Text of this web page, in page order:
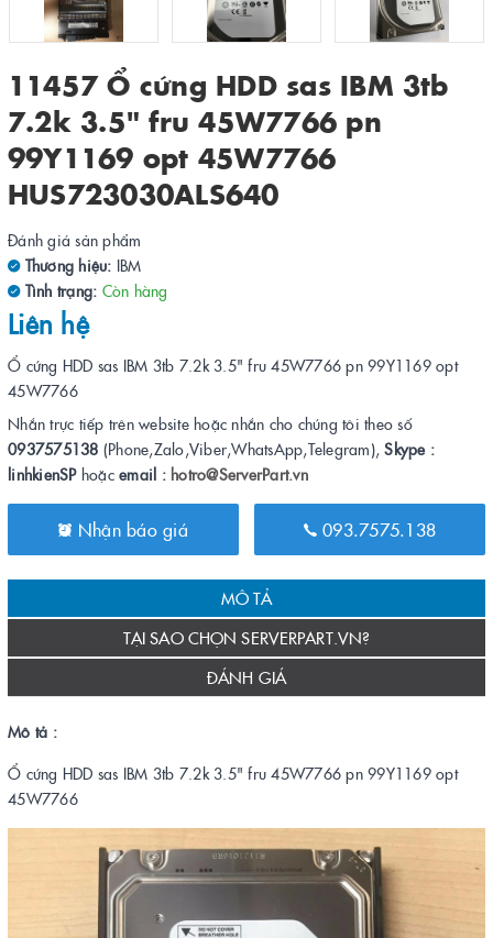
11457 Ổ cứng HDD sas IBM 3tb
7.2k 3.5" fru 45W7766 pn
99Y1169 opt 45W7766
HUS723030ALS640
Đánh giá sản phẩm
Thương hiệu: IBM
Tình trạng: Còn hàng
Liên hệ
Ổ cứng HDD sas IBM 3tb 7.2k 3.5" fru 45W7766 pn 99Y1169 opt
45W7766
Nhắn trực tiếp trên website hoặc nhắn cho chúng tôi theo số
0937575138 (Phone,Zalo,Viber,WhatsApp,Telegram),Skype :
linhkienSPhoặc email : hotro@ServerPart.vn
Nhận báo giá 093.7575.138
MÔ TẢ
TẠI SAO CHỌN SERVERPART.VN?
ĐÁNH GIÁ
Mô tả :
Ổ cứng HDD sas IBM 3tb 7.2k 3.5" fru 45W7766 pn 99Y1169 opt
45W7766